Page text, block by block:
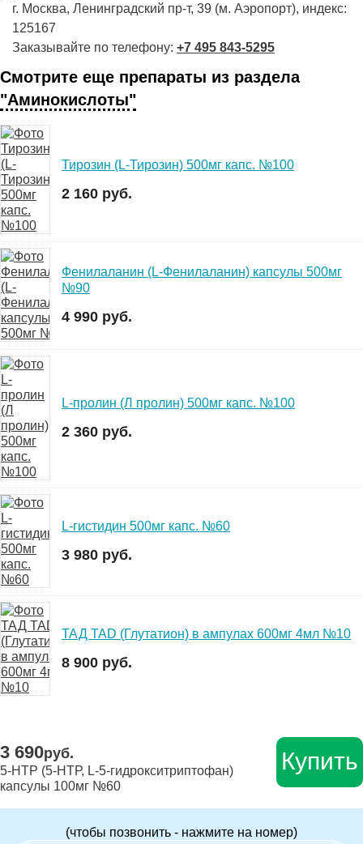
г. Москва, Ленинградский пр-т, 39 (м. Аэропорт), индекс:
125167
Заказывайте по телефону: +7 495 843-5295
Смотрите еще препараты из раздела
"Аминокислоты"
Тирозин (L-Тирозин) 500мг капс. №100
2 160 руб.
Фенилаланин (L-Фенилаланин) капсулы 500мг
№90
4 990 руб.
L-пролин (Л пролин) 500мг капс. №100
2 360 руб.
L-гистидин 500мг капс. №60
3 980 руб.
ТАД TAD (Глутатион) в ампулах 600мг 4мл №10
8 900 руб.
3 690руб.
5-HTP (5-НТР, L-5-гидрокситриптофан)
капсулы 100мг №60
Купить
(чтобы позвонить - нажмите на номер)